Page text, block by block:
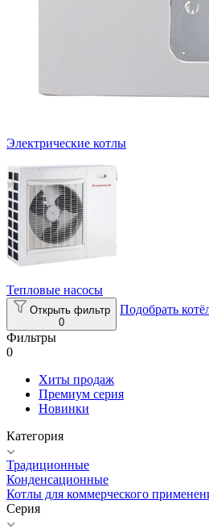
Электрические котлы
Тепловые насосы
Открыть фильтр
0
Подобрать
Фильтры
0
Хиты продаж
Премиум серия
Новинки
Категория
Традиционные
Конденсационные
Котлы для коммерческого
Серия